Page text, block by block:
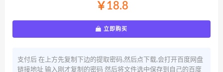
￥18.8
立即购买
支付后 在上方先复制下边的提取密码,然后点下载,会打开百度网盘
链接地址 输入刚才复制的密码 然后将文件选中保存到自己的百度